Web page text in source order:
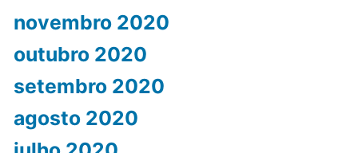
novembro 2020
outubro 2020
setembro 2020
agosto 2020